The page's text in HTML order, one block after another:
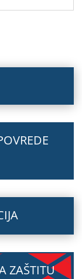
ZAŠTITU